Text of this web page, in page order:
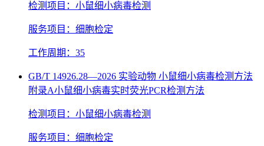
检测项目：小鼠细小病毒检测
服务项目：细胞检定
工作周期：35
GB/T 14926.28—2026 实验动物 小鼠细小病毒检测方法
附录A小鼠细小病毒实时荧光PCR检测方法
检测项目：小鼠细小病毒检测
服务项目：细胞检定